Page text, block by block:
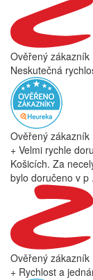
Ověřený zákazník
Neskutečná
Ověřený zákazník
+ Velmi rychle
Košicích. Za
bylo doručeno v p
Ověřený zákazník
+ Rychlost a